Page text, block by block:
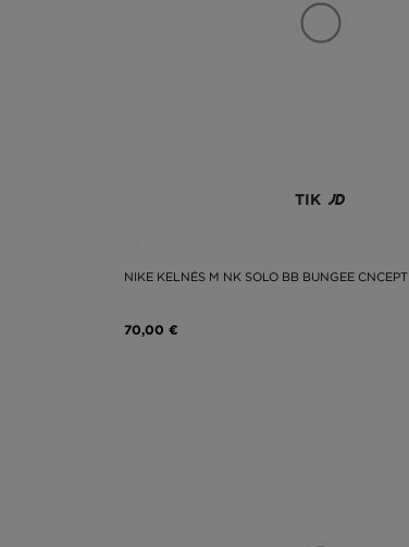
TIK
NIKE KELNĖS M NK SOLO BB BUNGEE CNCEPT
70,00 €